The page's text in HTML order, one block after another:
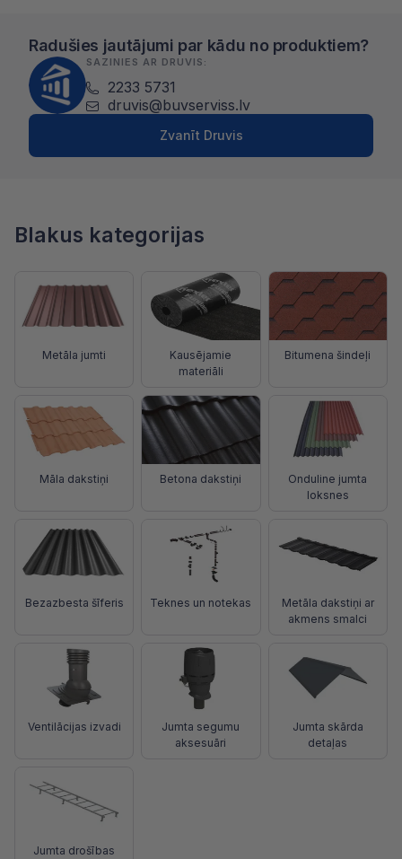
Radušies jautājumi par kādu no produktiem?
SAZINIES AR DRUVIS:
2233 5731
druvis@buvserviss.lv
Zvanīt Druvis
Blakus kategorijas
Metāla jumti
Kausējamie
materiāli
Bitumena šindeļi
Māla dakstiņi Betona dakstiņi
Onduline jumta
loksnes
Bezazbesta šīferis Teknes un notekas
Metāla dakstiņi ar
akmens smalci
Ventilācijas izvadi
Jumta segumu
aksesuāri
Jumta skārda
detaļas
Jumta drošības